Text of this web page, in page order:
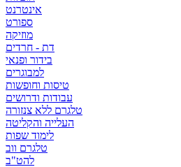
אינטרנט
ספורט
מוזיקה
דת - חרדים
בידור ופנאי
למבוגרים
טיסות וחופשות
עבודות ודרושים
טלגרם ללא צנזורה
העלייה והקליטה
לימוד שפות
טלגרם ווב
להט"ב